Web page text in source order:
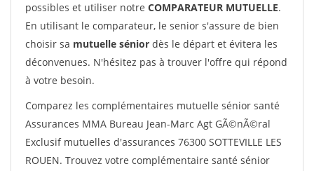
possibles et utiliser notre COMPARATEUR MUTUELLE.
En utilisant le comparateur, le senior s'assure de bien
choisir sa mutuelle sénior dès le départ et évitera les
déconvenues. N'hésitez pas à trouver l'offre qui répond
à votre besoin.
Comparez les complémentaires mutuelle sénior santé
Assurances MMA Bureau Jean-Marc Agt GÃ©nÃ©ral
Exclusif mutuelles d'assurances 76300 SOTTEVILLE LES
ROUEN. Trouvez votre complémentaire santé sénior